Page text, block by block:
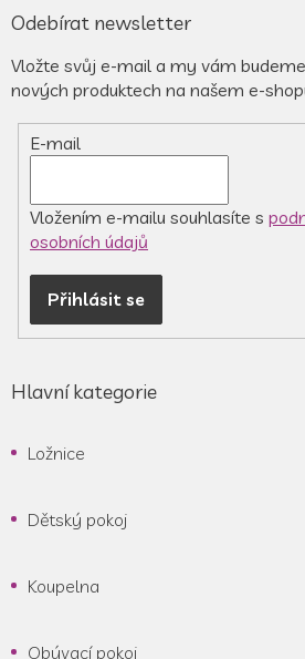
p
r
k
p
i
á
a
Odebírat newsletter
Vložte svůj e-mail a my vám
nových produktech na našem e-
E-mail
Vložením e-mailu souhlasíte s
osobních údajů
Přihlásit se
Hlavní kategorie
Ložnice
Dětský pokoj
Koupelna
Obývací pokoj